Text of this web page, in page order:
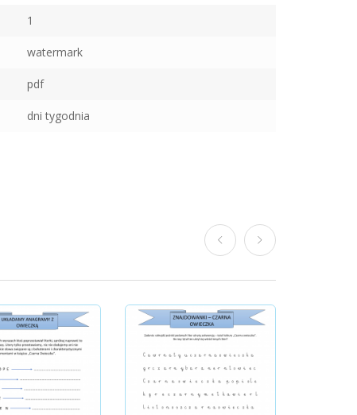
1
watermark
pdf
dni tygodnia